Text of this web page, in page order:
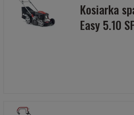
Kosiarka
Easy 5.10